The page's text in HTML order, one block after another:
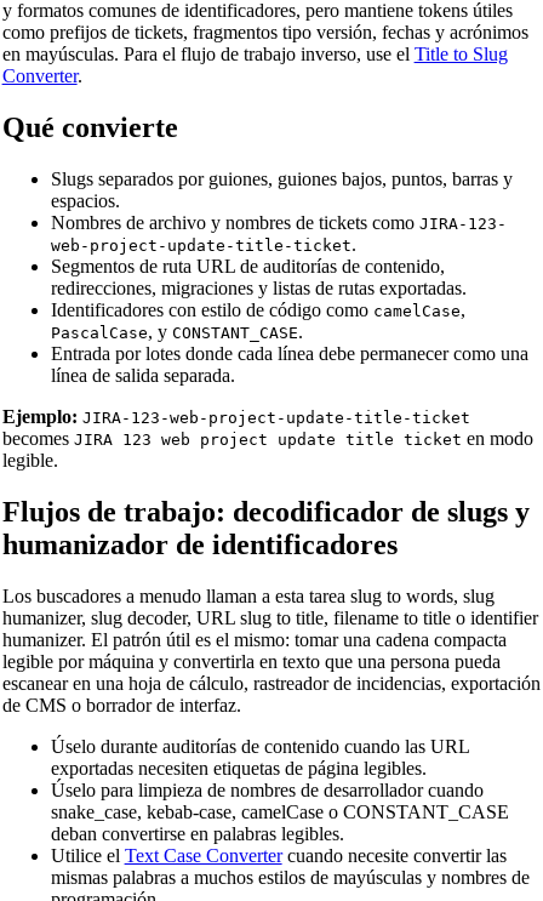
y formatos comunes de identificadores, pero mantiene tokens útiles
como prefijos de tickets, fragmentos tipo versión, fechas y acrónimos
en mayúsculas. Para el flujo de trabajo inverso, use el Title to Slug
Converter.
Qué convierte
Slugs separados por guiones, guiones bajos, puntos, barras y
espacios.
Nombres de archivo y nombres de tickets como JIRA-123-
web-project-update-title-ticket.
Segmentos de ruta URL de auditorías de contenido,
redirecciones, migraciones y listas de rutas exportadas.
Identificadores con estilo de código como camelCase,
PascalCase, y CONSTANT_CASE.
Entrada por lotes donde cada línea debe permanecer como una
línea de salida separada.
Ejemplo: JIRA-123-web-project-update-title-ticket
becomes JIRA 123 web project update title ticket en modo
legible.
Flujos de trabajo: decodificador de slugs y
humanizador de identificadores
Los buscadores a menudo llaman a esta tarea slug to words, slug
humanizer, slug decoder, URL slug to title, filename to title o identifier
humanizer. El patrón útil es el mismo: tomar una cadena compacta
legible por máquina y convertirla en texto que una persona pueda
escanear en una hoja de cálculo, rastreador de incidencias, exportación
de CMS o borrador de interfaz.
Úselo durante auditorías de contenido cuando las URL
exportadas necesiten etiquetas de página legibles.
Úselo para limpieza de nombres de desarrollador cuando
snake_case, kebab-case, camelCase o CONSTANT_CASE
deban convertirse en palabras legibles.
Utilice el Text Case Convertercuando necesite convertir las
mismas palabras a muchos estilos de mayúsculas y nombres de